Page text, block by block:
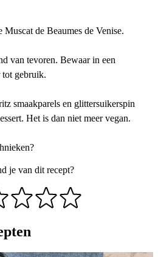
Muscat de Beaumes de Venise.
van tevoren. Bewaar in een
tot gebruik.
smaakparels en glittersuikerspin
Het is dan niet meer vegan.
?
je van dit recept?